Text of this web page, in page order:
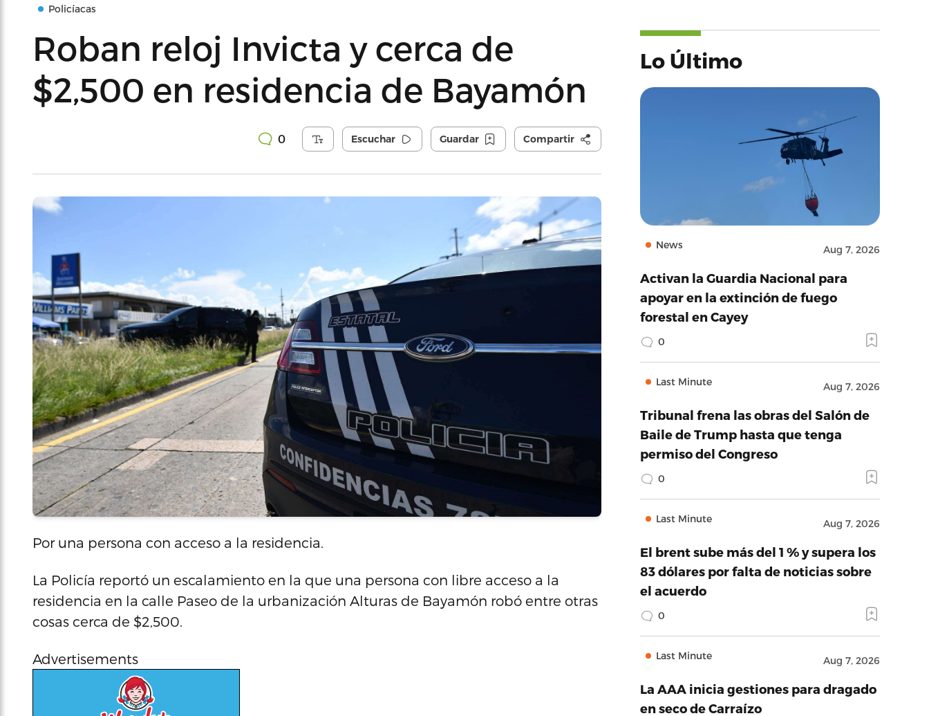
Policíacas
Roban reloj Invicta y cerca de
$2,500 en residencia de Bayamón
0 Escuchar Guardar Compartir
Por una persona con acceso a la residencia.
La Policía reportó un escalamiento en la que una persona con libre acceso a la
residencia en la calle Paseo de la urbanización Alturas de Bayamón robó entre otras
cosas cerca de $2,500.
Advertisements
Lo Último
News Aug 7, 2026
Activan la Guardia Nacional para
apoyar en la extinción de fuego
forestal en Cayey
0
Last Minute Aug 7, 2026
Tribunal frena las obras del Salón de
Baile de Trump hasta que tenga
permiso del Congreso
0
Last Minute Aug 7, 2026
El brent sube más del 1 % y supera los
83 dólares por falta de noticias sobre
el acuerdo
0
Last Minute Aug 7, 2026
La AAA inicia gestiones para dragado
en seco de Carraízo